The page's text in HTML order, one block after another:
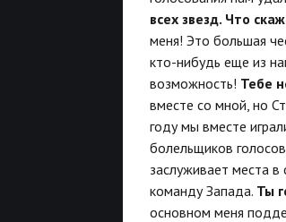
всех звезд. Что
меня! Это большая
кто-нибудь еще из
возможность! Тебе
вместе со мной, но
году мы вместе
болельщиков
заслуживает места
команду Запада. Ты
основном меня